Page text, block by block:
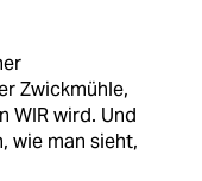
Zwickmühle,
WIR wird. Und
wie man sieht,